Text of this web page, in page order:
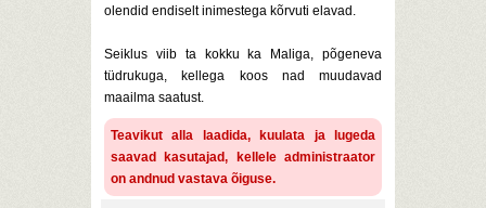
olendid endiselt inimestega kõrvuti elavad.
Seiklus viib ta kokku ka Maliga, põgeneva
tüdrukuga, kellega koos nad muudavad
maailma saatust.
Teavikut alla laadida, kuulata ja lugeda
saavad kasutajad, kellele administraator
on andnud vastava õiguse.